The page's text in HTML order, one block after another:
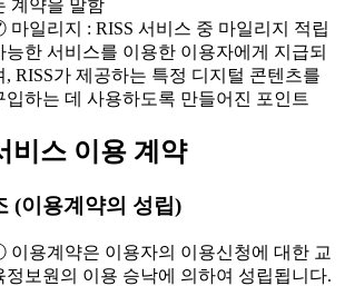
계약을 말함
마일리지 : RISS 서비스 중 마일리지 적립
능한 서비스를 이용한 이용자에게 지급되
, RISS가 제공하는 특정 디지털 콘텐츠를
입하는 데 사용하도록 만들어진 포인트
비스 이용 계약
(이용계약의 성립)
이용계약은 이용자의 이용신청에 대한 교
정보원의 이용 승낙에 의하여 성립됩니다.